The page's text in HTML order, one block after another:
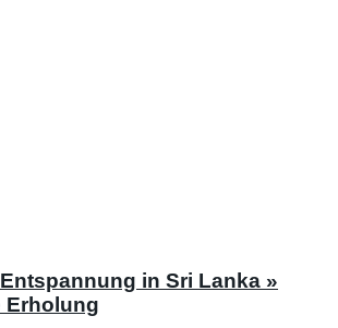
in Sri Lanka »
Erholung